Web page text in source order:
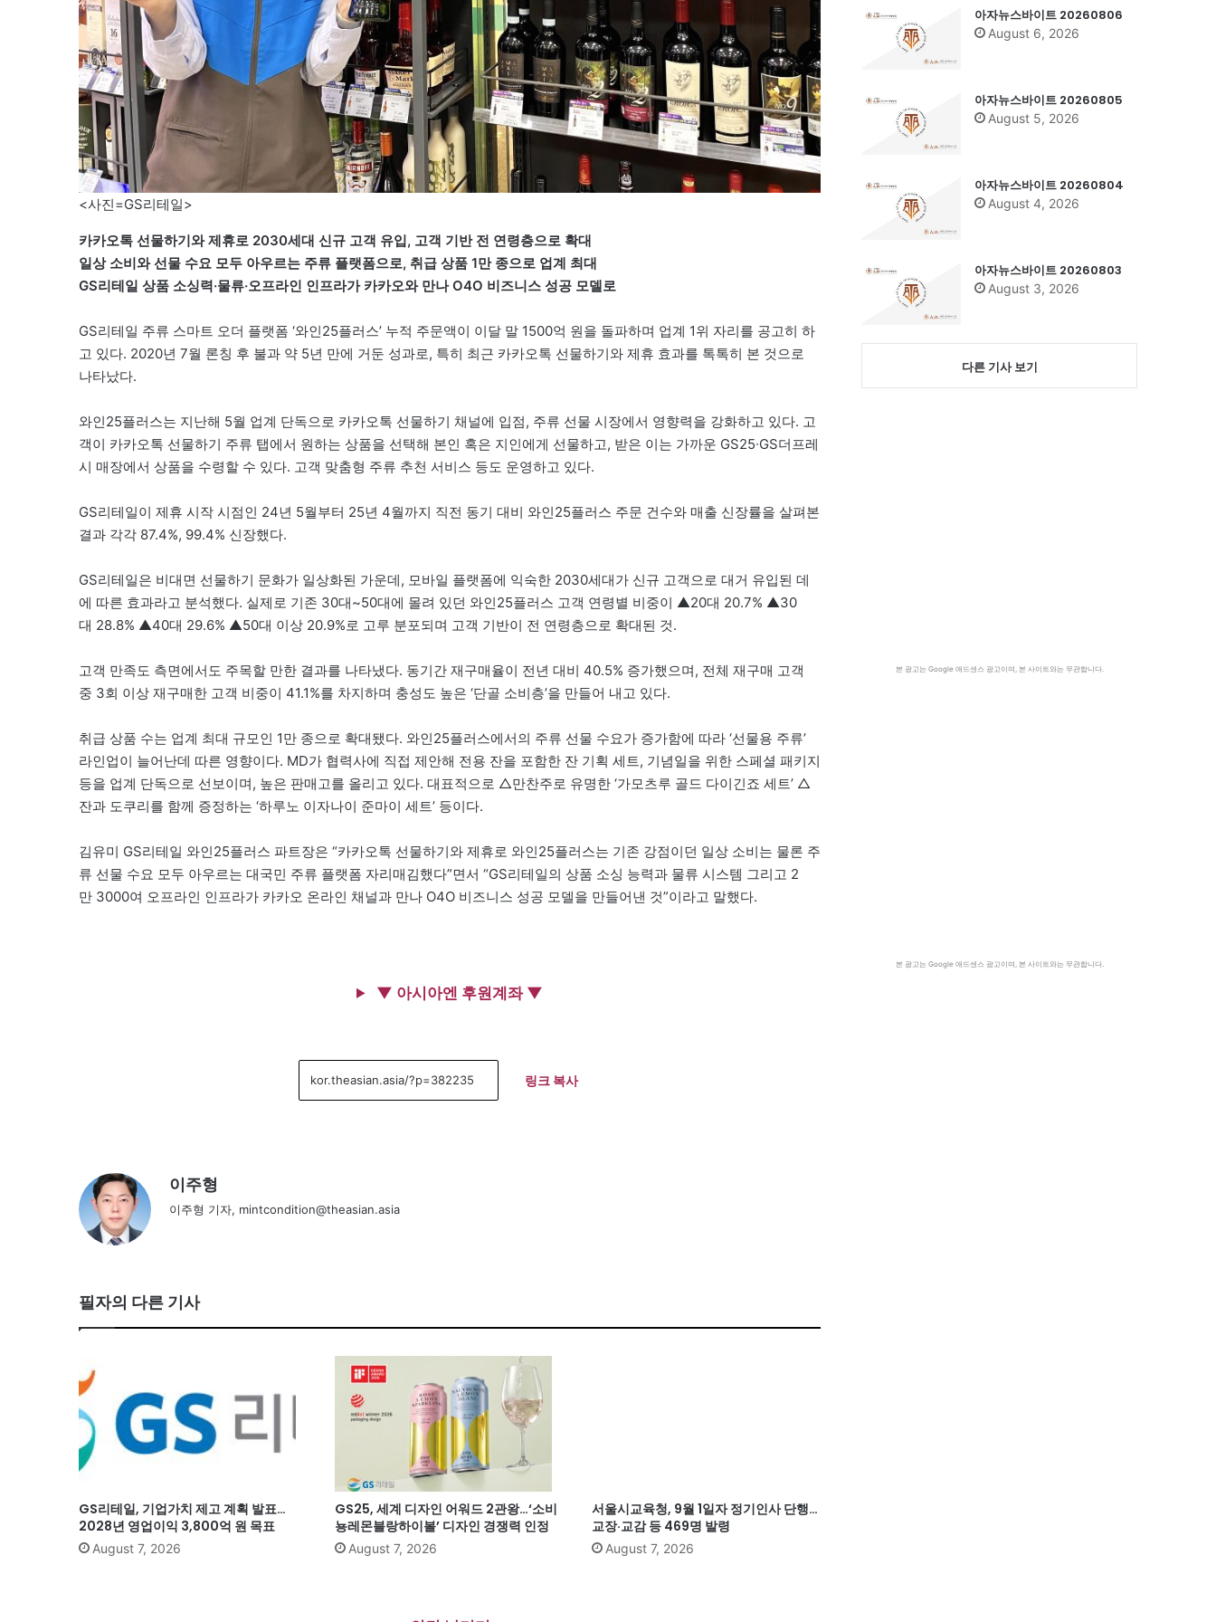
<사진=GS리테일>
카카오톡 선물하기와 제휴로 2030세대 신규 고객 유입, 고객 기반 전 연령층으로 확대
일상 소비와 선물 수요 모두 아우르는 주류 플랫폼으로, 취급 상품 1만 종으로 업계 최대
GS리테일 상품 소싱력·물류·오프라인 인프라가 카카오와 만나 O4O 비즈니스 성공 모델로
GS리테일 주류 스마트 오더 플랫폼 ‘와인25플러스’ 누적 주문액이 이달 말 1500억 원을 돌파하며 업계 1위 자리를 공고히 하
고 있다. 2020년 7월 론칭 후 불과 약 5년 만에 거둔 성과로, 특히 최근 카카오톡 선물하기와 제휴 효과를 톡톡히 본 것으로
나타났다.
와인25플러스는 지난해 5월 업계 단독으로 카카오톡 선물하기 채널에 입점, 주류 선물 시장에서 영향력을 강화하고 있다. 고
객이 카카오톡 선물하기 주류 탭에서 원하는 상품을 선택해 본인 혹은 지인에게 선물하고, 받은 이는 가까운 GS25∙GS더프레
시 매장에서 상품을 수령할 수 있다. 고객 맞춤형 주류 추천 서비스 등도 운영하고 있다.
GS리테일이 제휴 시작 시점인 24년 5월부터 25년 4월까지 직전 동기 대비 와인25플러스 주문 건수와 매출 신장률을 살펴본
결과 각각 87.4%, 99.4% 신장했다.
GS리테일은 비대면 선물하기 문화가 일상화된 가운데, 모바일 플랫폼에 익숙한 2030세대가 신규 고객으로 대거 유입된 데
에 따른 효과라고 분석했다. 실제로 기존 30대~50대에 몰려 있던 와인25플러스 고객 연령별 비중이 ▲20대 20.7% ▲30
대 28.8% ▲40대 29.6% ▲50대 이상 20.9%로 고루 분포되며 고객 기반이 전 연령층으로 확대된 것.
고객 만족도 측면에서도 주목할 만한 결과를 나타냈다. 동기간 재구매율이 전년 대비 40.5% 증가했으며, 전체 재구매 고객
중 3회 이상 재구매한 고객 비중이 41.1%를 차지하며 충성도 높은 ‘단골 소비층’을 만들어 내고 있다.
취급 상품 수는 업계 최대 규모인 1만 종으로 확대됐다. 와인25플러스에서의 주류 선물 수요가 증가함에 따라 ‘선물용 주류’
라인업이 늘어난데 따른 영향이다. MD가 협력사에 직접 제안해 전용 잔을 포함한 잔 기획 세트, 기념일을 위한 스페셜 패키지
등을 업계 단독으로 선보이며, 높은 판매고를 올리고 있다. 대표적으로 △만찬주로 유명한 ‘가모츠루 골드 다이긴죠 세트’ △
잔과 도쿠리를 함께 증정하는 ‘하루노 이자나이 준마이 세트’ 등이다.
김유미 GS리테일 와인25플러스 파트장은 “카카오톡 선물하기와 제휴로 와인25플러스는 기존 강점이던 일상 소비는 물론 주
류 선물 수요 모두 아우르는 대국민 주류 플랫폼 자리매김했다”면서 “GS리테일의 상품 소싱 능력과 물류 시스템 그리고 2
만 3000여 오프라인 인프라가 카카오 온라인 채널과 만나 O4O 비즈니스 성공 모델을 만들어낸 것”이라고 말했다.
▼ 아시아엔 후원계좌 ▼
링크 복사
이주형
이주형 기자, mintcondition@theasian.asia
필자의 다른 기사
GS리테일, 기업가치 제고 계획 발표…
2028년 영업이익 3,800억 원 목표
August 7, 2026
GS25, 세계 디자인 어워드 2관왕…‘소비
뇽레몬블랑하이볼’ 디자인 경쟁력 인정
August 7, 2026
서울시교육청, 9월 1일자 정기인사 단행…
교장·교감 등 469명 발령
August 7, 2026
아자뉴스바이트 20260806
August 6, 2026
아자뉴스바이트 20260805
August 5, 2026
아자뉴스바이트 20260804
August 4, 2026
아자뉴스바이트 20260803
August 3, 2026
다른 기사 보기
본 광고는 Google 애드센스 광고이며, 본 사이트와는 무관합니다.
본 광고는 Google 애드센스 광고이며, 본 사이트와는 무관합니다.